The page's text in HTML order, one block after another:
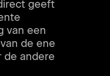
geeft
van een
de ene
de andere